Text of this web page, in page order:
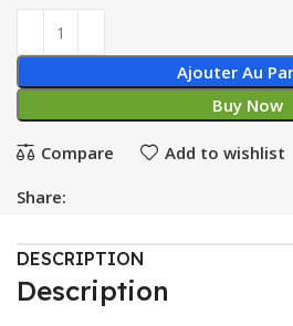
Ajouter Au
Buy Now
Compare Add to wishlist
Share:
DESCRIPTION
Description